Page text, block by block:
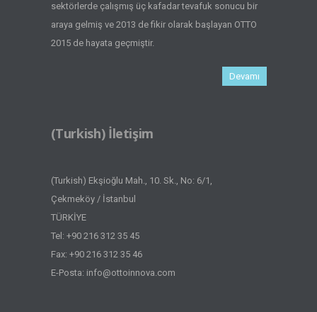
sektörlerde çalışmış üç kafadar tevafuk sonucu bir
araya gelmiş ve 2013 de fikir olarak başlayan OTTO
2015 de hayata geçmiştir.
Devamı
(Turkish) İletişim
(Turkish) Ekşioğlu Mah., 10. Sk., No: 6/1,
Çekmeköy / İstanbul
TÜRKİYE
Tel: +90 216 312 35 45
Fax: +90 216 312 35 46
E-Posta: info@ottoinnova.com